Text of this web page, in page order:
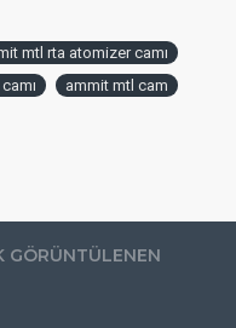
mtl rta atomizer camı
ammit mtl cam
GÖRÜNTÜLENEN